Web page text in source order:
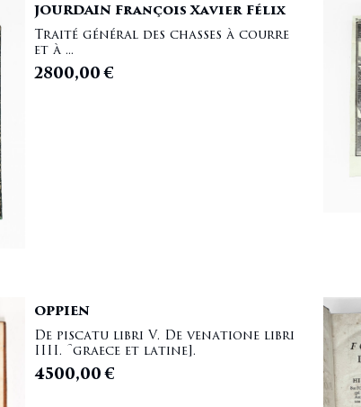
JOURDAIN François Xavier Félix
Traité général des chasses à courre
et à ...
2800,00€
OPPIEN
De piscatu libri V. De venatione libri
IIII. [graece et latine].
4500,00€